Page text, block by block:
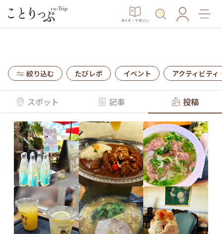
ガイド・マガジン
絞り込む たびレポ イベント アクティビティ
スポット 記事 投稿